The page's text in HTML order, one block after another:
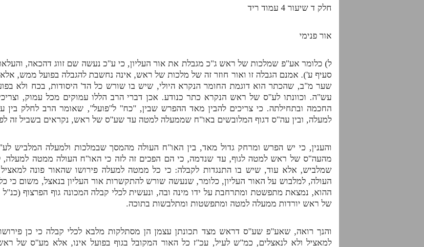
חלק ד שיעור 4 עמוד ריד
אור פנימי
ל) כלומר אע"פ שמלכות של ראש ג"כ מגבלת את אור העליון, כי ע"כ נעשה שם זווג דהכאה,
סעיף ע'). אמנם הגבלה זו ואור חוזר זה של מלכות של ראש, אינה נחשבת להגבלה בפועל ממש,
שער מ"ב, שהכתר הוא דוגמת החומר הנקרא היולי, שיש בו שורש כל הד' היסודות, בכח ולא
עש"ה. וכוונתו לע"ס של ראש הנקרא כתר כנודע. אכן דברי הרב הללו עמוקים מכל עמוק,
החכמה ובתחילתה. כי צריכים להבין מאד ההפרש שבין, "כח" ל"פועל", שאומר הרב לחלק
למעלה, ובין עה"ס דגוף המלובשים באו"ח שממעלה למטה עד שע"ס של ראש, נקראים בשביל זה
והענין, כי יש הפרש ומרחק גדול מאד, בין האו"ח העולה מהמסך שבמלכות ולמעלה המלביש
מהעה"ס של ראש למטה לגוף, עד שנדמה, כי הם הפכים זה לזה כי האו"ח העולה ממטה למעלה,
שמלביש, אלא עוד, שיש בו התנגדות לקבלה: כי כל ממטה למעלה פירושו שהאור פונה
העולה, למלבוש על האור העליון, כלומר, שנעשה שורש להתקשרות אור העליון בנאצל, משום
ההוא, נמצאת מתפשטת ומתרחבת על ידו מינה ובה, ונעשית לכלי קבלה המכונה גוף הפרצוף
של ראש יורדות ממעלה למטה ומתפשטות ומתלבשות בתוכה.
והנך רואה, שאע"פ שע"ס דראש מצד תכונתן עצמן הן מסתלקות מלבא לכלי קבלה כי כן
למאציל ולא לנאצלים, כמ"ש לעיל, עכ"ז כל האור המקובל בגוף בפועל אינו, אלא מע"ס של